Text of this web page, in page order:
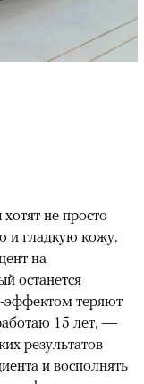
не просто
и гладкую кожу.
на
останется
эффектом теряют
15 лет, —
результатов
и восполнять